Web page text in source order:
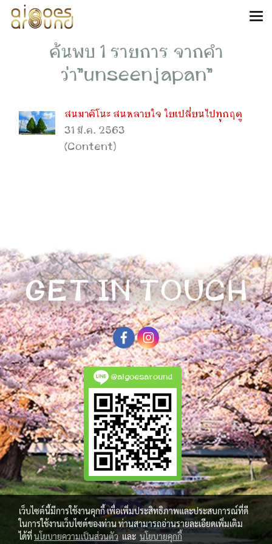
ค้นพบ 1 รายการ จากคำ
ว่า"unseenjapan"
สนมาคิโนะ สนหลายใจ ใยเปลี่ยนไปทุกฤดู
31 มี.ค. 2563
(Content)
@aigoesaround
เว็บไซต์นี้มีการใช้งานคุกกี้ เพื่อเพิ่มประสิทธิภาพและประสบการณ์ที่ดี
ในการใช้งานเว็บไซต์ของท่าน ท่านสามารถอ่านรายละเอียดเพิ่มเติม
ได้ที่นโยบายความเป็นส่วนตัว และ นโยบายคุกกี้